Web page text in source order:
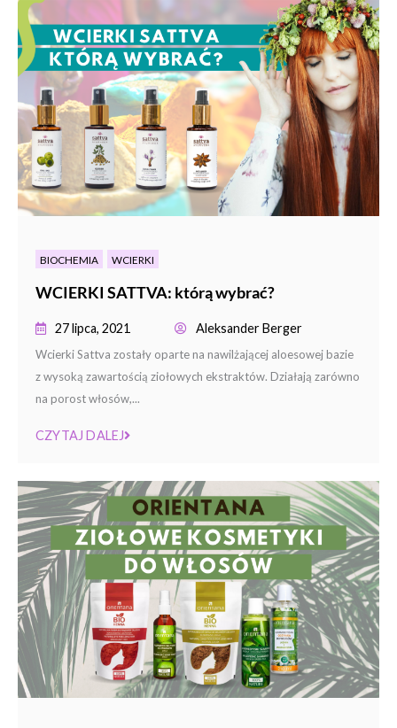
BIOCHEMIA WCIERKI
WCIERKI SATTVA: którą wybrać?
27 lipca, 2021 Aleksander Berger
Wcierki Sattva zostały oparte na nawilżającej aloesowej bazie
z wysoką zawartością ziołowych ekstraktów. Działają zarówno
na porost włosów,...
CZYTAJ DALEJ